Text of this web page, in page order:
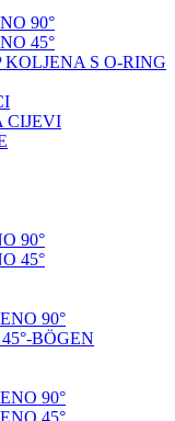
90°
45°
KOLJENA S O-RING
CIJEVI
90°
45°
90°
BÖGEN
90°
45°